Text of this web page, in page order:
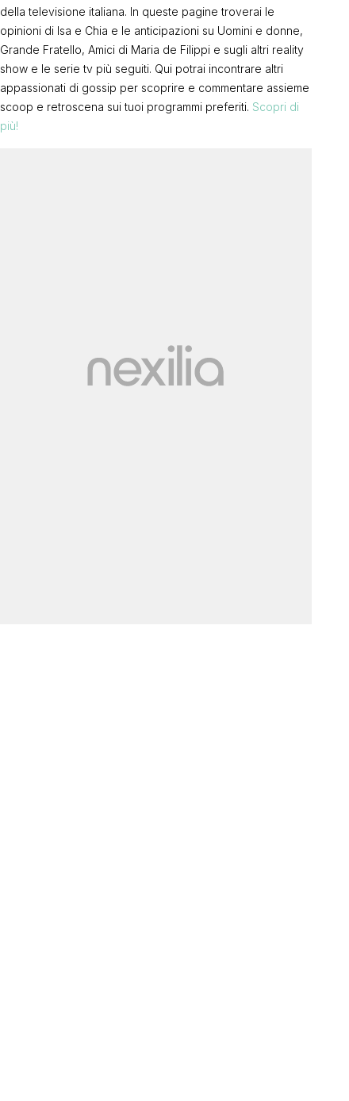
della televisione italiana. In queste pagine troverai le
opinioni di Isa e Chia e le anticipazioni su Uomini e donne,
Grande Fratello, Amici di Maria de Filippi e sugli altri reality
show e le serie tv più seguiti. Qui potrai incontrare altri
appassionati di gossip per scoprire e commentare assieme
scoop e retroscena sui tuoi programmi preferiti. Scopri di
più!